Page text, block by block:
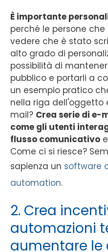
È importante
perché le persone
vedere che è stato
alto grado di
possibilità di
pubblico e portarli a
un esempio pratico
nella riga dell'oggetto
mail? Crea serie di e-
come gli utenti
flusso comunicativo
Come ci si riesce?
sapienza un software
automation.
2. Crea
automazioni
aumentare le